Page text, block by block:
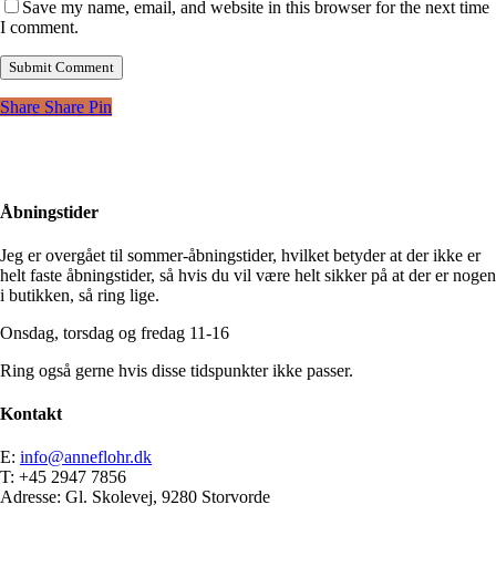
Save my name, email, and website in this browser for the next time
I comment.
Share Share Pin
Åbningstider
Jeg er overgået til sommer-åbningstider, hvilket betyder at der ikke er
helt faste åbningstider, så hvis du vil være helt sikker på at der er nogen
i butikken, så ring lige.
Onsdag, torsdag og fredag 11-16
Ring også gerne hvis disse tidspunkter ikke passer.
Kontakt
E: info@anneflohr.dk
T: +45 2947 7856
Adresse: Gl. Skolevej, 9280 Storvorde